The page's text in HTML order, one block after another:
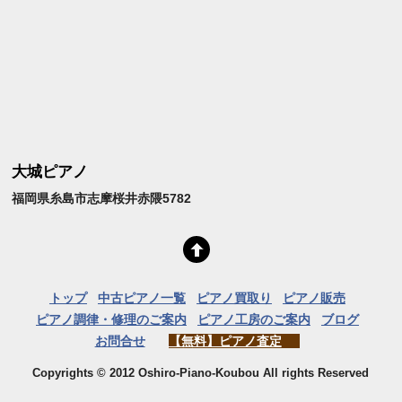
大城ピアノ
福岡県糸島市志摩桜井赤隈5782
トップ 中古ピアノ一覧 ピアノ買取り
ピアノ販売
ピアノ調律・修理のご案内
ピアノ工房のご案内
ブログ
お問合せ
【無料】ピアノ査定
Copyrights © 2012 Oshiro-Piano-Koubou All rights Reserved